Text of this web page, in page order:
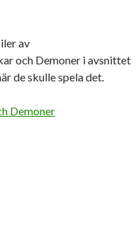
av
och Demoner i avsnittet
de skulle spela det.
Demoner